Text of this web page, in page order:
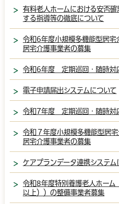
有料老人ホームにおける安否
する指導等の徹底について
令和6年度小規模多機能型居宅
居宅介護事業者の募集
令和6年度 定期巡回・随時対
電子申請届出システムについて
令和7年度 定期巡回・随時対
令和７年度小規模多機能型居
居宅介護事業者の募集
ケアプランデータ連携システム
令和8年度特別養護老人ホーム
以上））の整備事業者募集